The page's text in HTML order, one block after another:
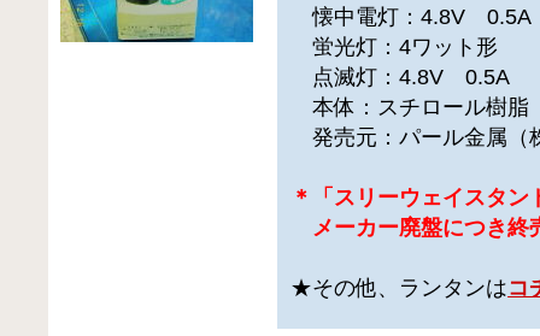
懐中電灯：4.8V 0.5A
蛍光灯：4ワット形
点滅灯：4.8V 0.5A
本体：スチロール樹脂
発売元：パール金属（
＊「スリーウェイスタン
メーカー廃盤につき終
★その他、ランタンはコ